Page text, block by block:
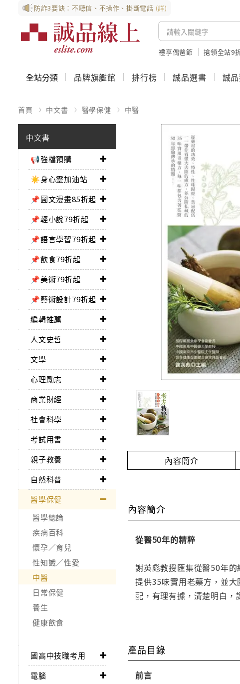
防詐3要訣：不聽信、不操作、掛斷電話 (詳)
禮享偶爸節 搶領全站9
全站分類 品牌旗艦館 排行榜 誠品選書 誠
首頁 中文書 醫學保健 中醫
中文書
📢強檔預購
☀️身心靈加油站
📌圖文漫畫85折起
📌輕小說79折起
📌語言學習79折起
📌飲食79折起
📌美術79折起
📌藝術設計79折起
編輯推薦
人文史哲
文學
心理勵志
商業財經
社會科學
考試用書
親子教養
自然科普
醫學保健
醫學總論
疾病百科
懷孕／育兒
性知識／性愛
中醫
日常保健
養生
健康飲食
國高中技職考用
電腦
內容簡介
內容簡介
從醫50年的精粹
謝英彪教授匯集從醫50年
提供35味實用老藥方，並
配，有理有據，清楚明白，
產品目錄
前言